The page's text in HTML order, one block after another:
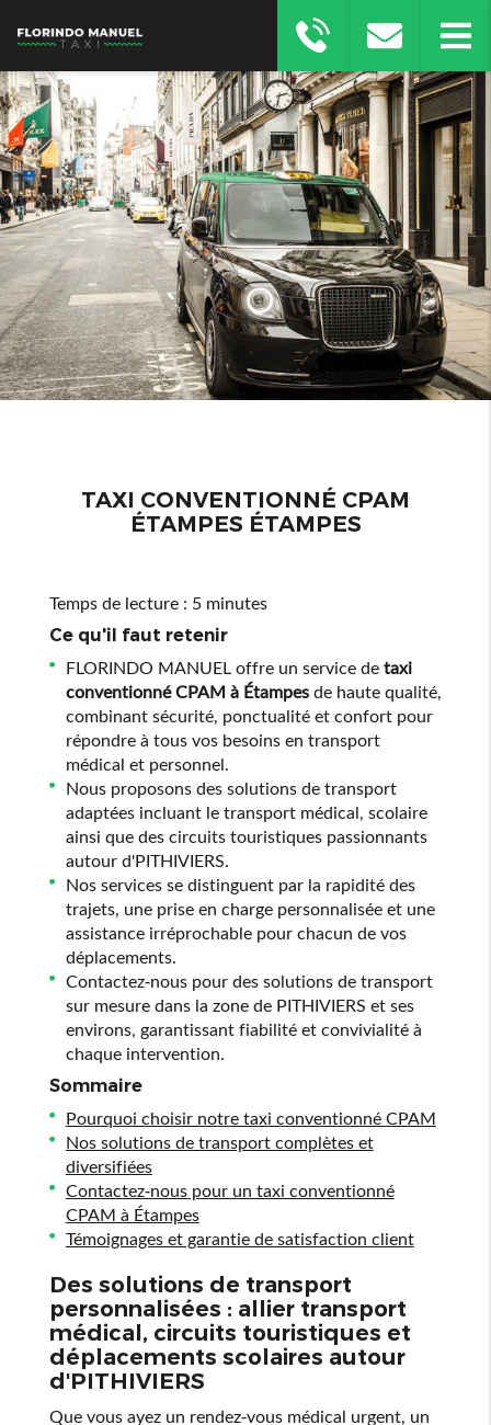
TAXI CONVENTIONNÉ CPAM
ÉTAMPES ÉTAMPES
Temps de lecture : 5 minutes
Ce qu'il faut retenir
FLORINDO MANUEL offre un service de taxi
conventionné CPAM à Étampesde haute qualité,
combinant sécurité, ponctualité et confort pour
répondre à tous vos besoins en transport
médical et personnel.
Nous proposons des solutions de transport
adaptées incluant le transport médical, scolaire
ainsi que des circuits touristiques passionnants
autour d'PITHIVIERS.
Nos services se distinguent par la rapidité des
trajets, une prise en charge personnalisée et une
assistance irréprochable pour chacun de vos
déplacements.
Contactez-nous pour des solutions de transport
sur mesure dans la zone de PITHIVIERS et ses
environs, garantissant fiabilité et convivialité à
chaque intervention.
Sommaire
Pourquoi choisir notre taxi conventionné CPAM
Nos solutions de transport complètes et
diversifiées
Contactez-nous pour un taxi conventionné
CPAM à Étampes
Témoignages et garantie de satisfaction client
Des solutions de transport
personnalisées : allier transport
médical, circuits touristiques et
déplacements scolaires autour
d'PITHIVIERS
Que vous ayez un rendez-vous médical urgent, un